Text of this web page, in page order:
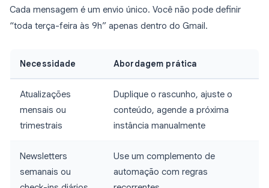
Cada mensagem é um envio único. Você não pode definir
“toda terça-feira às 9h” apenas dentro do Gmail.
Necessidade Abordagem prática
Atualizações
mensais ou
trimestrais
Duplique o rascunho, ajuste o
conteúdo, agende a próxima
instância manualmente
Newsletters
semanais ou
Use um complemento de
automação com regras